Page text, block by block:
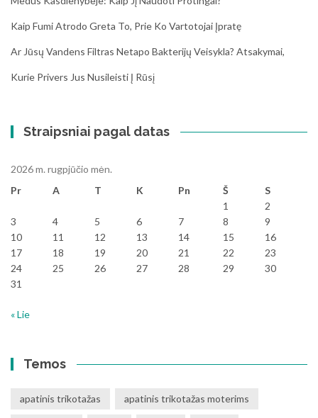
Kaip Fumi Atrodo Greta To, Prie Ko Vartotojai Įpratę
Ar Jūsų Vandens Filtras Netapo Bakterijų Veisykla? Atsakymai,
Kurie Privers Jus Nusileisti Į Rūsį
Straipsniai pagal datas
2026 m. rugpjūčio mėn.
Pr
A T K Pn Š
S
1
2
3
4 5 6 7 8
9
10
11 12 13 14 15
16
17
18 19 20 21 22
23
24
25 26 27 28 29
30
31
« Lie
Temos
apatinis trikotažas apatinis trikotažas moterims